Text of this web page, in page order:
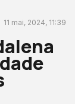
11 mai, 2024, 11:39